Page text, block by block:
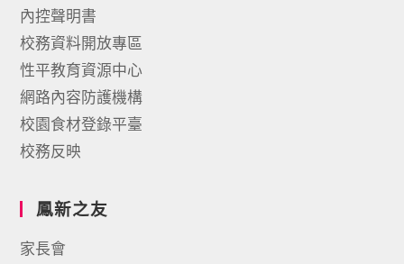
內控聲明書
校務資料開放專區
性平教育資源中心
網路內容防護機構
校園食材登錄平臺
校務反映
鳳新之友
家長會